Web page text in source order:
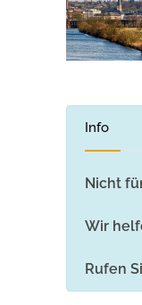
Info
Nicht
Wir
Rufen